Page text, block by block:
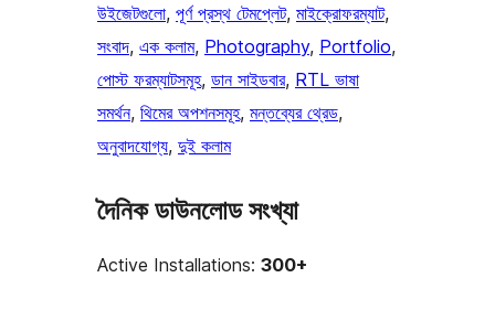
উইজেটগুলো, পূর্ণ প্রস্থ টেমপ্লেট, মাইক্রোফরম্যাট
সংবাদ, এক কলাম, Photography, Portfolio
পোস্ট ফরম্যাটসমূহ, ডান সাইডবার, RTL ভাষা
সমর্থন, থিমের অপশনসমূহ, মন্তব্যের থ্রেড
অনুবাদযোগ্য, দুই কলাম
দৈনিক ডাউনলোড সংখ্যা
Active Installations: 300+